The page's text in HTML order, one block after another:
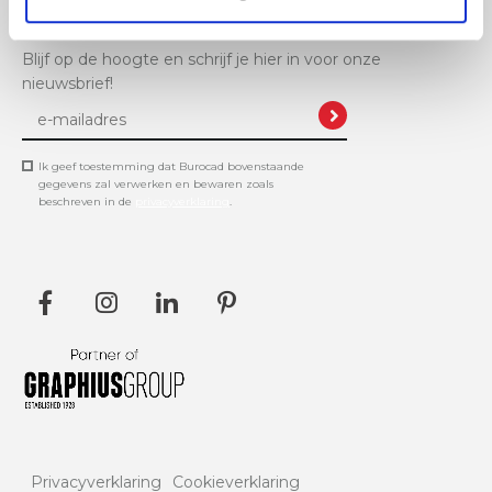
Blijf op de hoogte en schrijf je hier in voor onze
nieuwsbrief!
Ik geef toestemming dat Burocad bovenstaande
gegevens zal verwerken en bewaren zoals
beschreven in de
Privacyverklaring Cookieverklaring